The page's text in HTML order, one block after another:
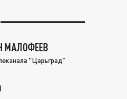
МАЛОФЕЕВ
"Царьград"